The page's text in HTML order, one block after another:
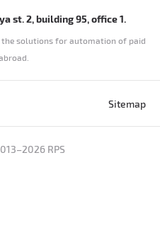
st. 2, building 95, office 1.
the solutions for automation of paid
Sitemap
RPS